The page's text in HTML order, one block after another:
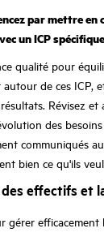
par mettre en
un ICP
qualité pour
de ces ICP,
Révisez et
des
communiqués
bien ce qu'ils
effectifs et
efficacement